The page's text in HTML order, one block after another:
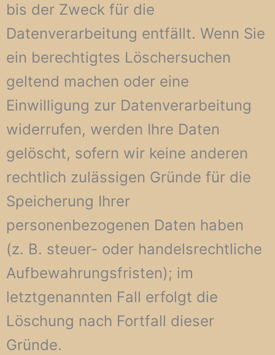
bis der Zweck für die
Datenverarbeitung entfällt. Wenn Sie
ein berechtigtes Löschersuchen
geltend machen oder eine
Einwilligung zur Datenverarbeitung
widerrufen, werden Ihre Daten
gelöscht, sofern wir keine anderen
rechtlich zulässigen Gründe für die
Speicherung Ihrer
personenbezogenen Daten haben
(z. B. steuer- oder handelsrechtliche
Aufbewahrungsfristen); im
letztgenannten Fall erfolgt die
Löschung nach Fortfall dieser
Gründe.